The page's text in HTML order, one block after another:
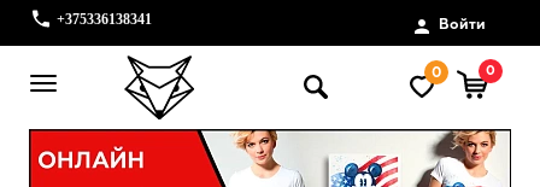
+375336138341 Войти
0 0